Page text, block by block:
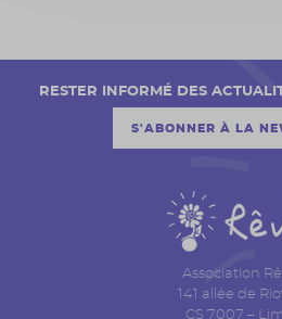
Association
141 allée de
CS 7007 –
RESTER INFORMÉ DES
S'ABONNER À LA